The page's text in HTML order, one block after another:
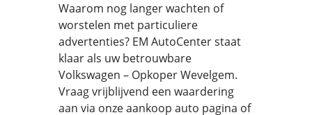
Waarom nog langer wachten of
worstelen met particuliere
advertenties? EM AutoCenter staat
klaar als uw betrouwbare
Volkswagen – Opkoper Wevelgem.
Vraag vrijblijvend een waardering
aan via onze aankoop auto pagina of